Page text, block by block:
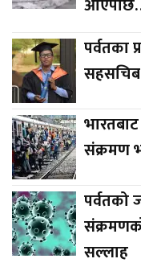
पर्वतका
संक्रमण
पर्वतको
सल्लाह